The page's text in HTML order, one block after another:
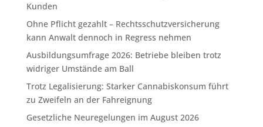
Kunden
Ohne Pflicht gezahlt – Rechtsschutzversicherung
kann Anwalt dennoch in Regress nehmen
Ausbildungsumfrage 2026: Betriebe bleiben trotz
widriger Umstände am Ball
Trotz Legalisierung: Starker Cannabiskonsum führt
zu Zweifeln an der Fahreignung
Gesetzliche Neuregelungen im August 2026